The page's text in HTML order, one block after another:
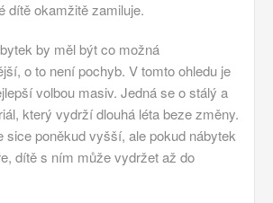
dítě okamžitě zamiluje.
by měl být co možná
o to není pochyb. V tomto ohledu je
volbou masiv. Jedná se o stálý a
který vydrží dlouhá léta beze změny.
sice poněkud vyšší, ale pokud nábytek
dítě s ním může vydržet až do